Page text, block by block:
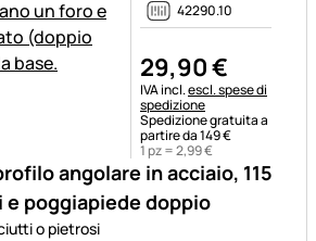
angolare in acciaio, 115
e poggiapiede doppio
o pietrosi
42290.10
29,90€
Informazioni fiscali:
IVA incl.escl. spese di
spedizione
Spedizione gratuita a
partire da 149 €
1 pz =2,99€